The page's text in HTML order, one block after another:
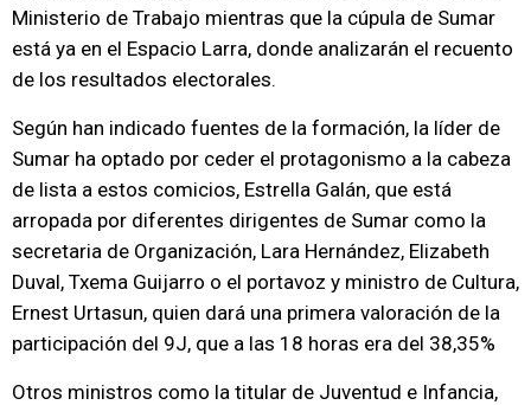
Ministerio de Trabajo mientras que la cúpula de Sumar
está ya en el Espacio Larra, donde analizarán el recuento
de los resultados electorales.
Según han indicado fuentes de la formación, la líder de
Sumar ha optado por ceder el protagonismo a la cabeza
de lista a estos comicios, Estrella Galán, que está
arropada por diferentes dirigentes de Sumar como la
secretaria de Organización, Lara Hernández, Elizabeth
Duval, Txema Guijarro o el portavoz y ministro de Cultura,
Ernest Urtasun, quien dará una primera valoración de la
participación del 9J, que a las 18 horas era del 38,35%
Otros ministros como la titular de Juventud e Infancia,